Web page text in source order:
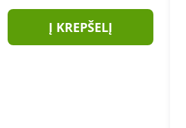
Į KREPŠELĮ